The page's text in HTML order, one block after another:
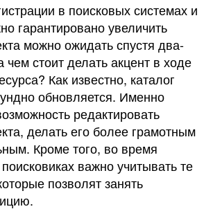
в поисковых системах и
гарантировано увеличить
можно ожидать спустя два-
стоит делать акцент в ходе
Как известно, каталог
обновляется. Именно
редактировать
делать его более грамотным
Кроме того, во время
важно учитывать те
позволят занять